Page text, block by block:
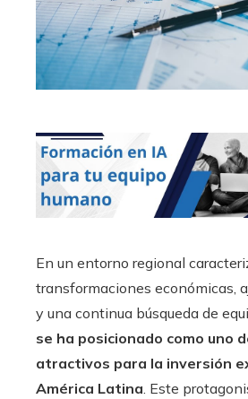
En un entorno regional
transformaciones económicas,
y una continua búsqueda de
se ha posicionado como uno
atractivos para la inversión
América Latina. Este